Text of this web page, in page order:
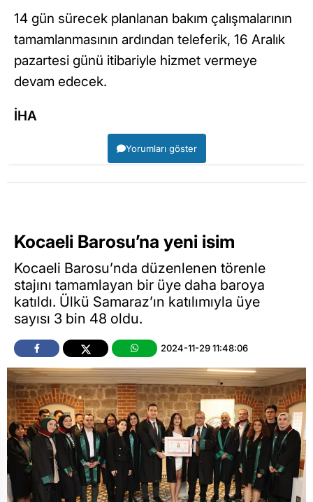
14 gün sürecek planlanan bakım çalışmalarının
tamamlanmasının ardından teleferik, 16 Aralık
pazartesi günü itibariyle hizmet vermeye
devam edecek.
İHA
Yorumları göster
Kocaeli Barosu’na yeni isim
Kocaeli Barosu’nda düzenlenen törenle
stajını tamamlayan bir üye daha baroya
katıldı. Ülkü Samaraz’ın katılımıyla üye
sayısı 3 bin 48 oldu.
2024-11-29 11:48:06